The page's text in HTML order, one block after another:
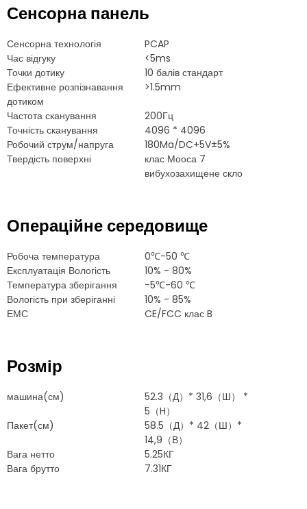
Сенсорна панель
Сенсорна технологія
PCAP
Час відгуку
<5ms
Точки дотику
10 балів стандарт
Ефективне розпізнавання
дотиком
>1.5mm
Частота сканування
200Гц
Точність сканування
4096 * 4096
Робочий струм/напруга
180Ma/DC+5V±5%
Твердість поверхні
клас Мооса 7
вибухозахищене скло
Операційне середовище
Робоча температура
0℃-50 ℃
Експлуатація Вологість
10% - 80%
Температура зберігання
-5℃-60 ℃
Вологість при зберіганні
10% - 85%
ЕМС
CE/FCC клас B
Розмір
машина(см)
52.3（Д）* 31,6（Ш） *
5（H）
Пакет(см)
58.5（Д）* 42（Ш）*
14,9（В）
Вага нетто
5.25КГ
Вага брутто
7.31КГ